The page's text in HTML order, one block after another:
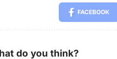
FACEBOOK
do you think?